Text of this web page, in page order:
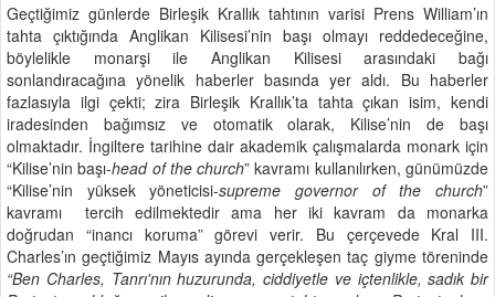
Geçtiğimiz günlerde Birleşik Krallık tahtının varisi Prens William’ın
tahta çıktığında Anglikan Kilisesi’nin başı olmayı reddedeceğine,
böylelikle monarşi ile Anglikan Kilisesi arasındaki bağı
sonlandıracağına yönelik haberler basında yer aldı. Bu haberler
fazlasıyla ilgi çekti; zira Birleşik Krallık’ta tahta çıkan isim, kendi
iradesinden bağımsız ve otomatik olarak, Kilise’nin de başı
olmaktadır. İngiltere tarihine dair akademik çalışmalarda monark için
“Kilise’nin başı-head of the church” kavramı kullanılırken, günümüzde
“Kilise’nin yüksek yöneticisi-supreme governor of the church”
kavramı tercih edilmektedir ama her iki kavram da monarka
doğrudan “inancı koruma” görevi verir. Bu çerçevede Kral III.
Charles’ın geçtiğimiz Mayıs ayında gerçekleşen taç giyme töreninde
“Ben Charles, Tanrı'nın huzurunda, ciddiyetle ve içtenlikle, sadık bir